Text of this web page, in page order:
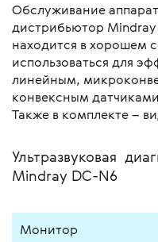
Обслуживание
дистрибьютор
находится в хорошем
использоваться для
линейным,
конвексным
Также в комплекте –
Ультразвуковая
Mindray DC-N6
Монитор